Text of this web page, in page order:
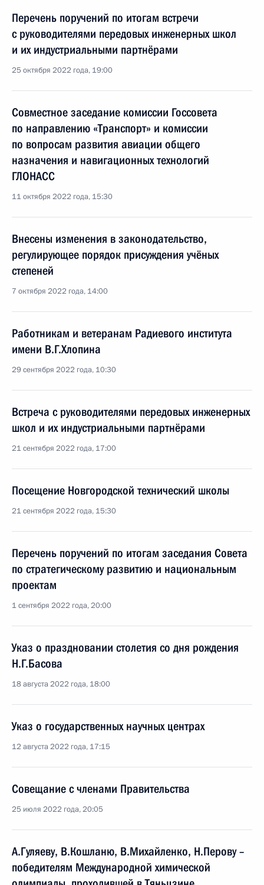
Перечень поручений по итогам встречи
с руководителями передовых инженерных школ
и их индустриальными партнёрами
25 октября 2022 года, 19:00
Совместное заседание комиссии Госсовета
по направлению «Транспорт» и комиссии
по вопросам развития авиации общего
назначения и навигационных технологий
ГЛОНАСС
11 октября 2022 года, 15:30
Внесены изменения в законодательство,
регулирующее порядок присуждения учёных
степеней
7 октября 2022 года, 14:00
Работникам и ветеранам Радиевого института
имени В.Г.Хлопина
29 сентября 2022 года, 10:30
Встреча с руководителями передовых инженерных
школ и их индустриальными партнёрами
21 сентября 2022 года, 17:00
Посещение Новгородской технический школы
21 сентября 2022 года, 15:30
Перечень поручений по итогам заседания Совета
по стратегическому развитию и национальным
проектам
1 сентября 2022 года, 20:00
Указ о праздновании столетия со дня рождения
Н.Г.Басова
18 августа 2022 года, 18:00
Указ о государственных научных центрах
12 августа 2022 года, 17:15
Совещание с членами Правительства
25 июля 2022 года, 20:05
А.Гуляеву, В.Кошланю, В.Михайленко, Н.Перову –
победителям Международной химической